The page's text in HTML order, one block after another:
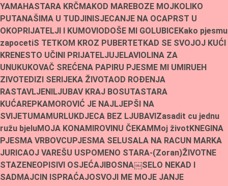
YAMAHASTARA KRČMAKOD MAREBOZE MOJKOLIKO
PUTANAŠIMA U TUDJINISJECANJE NA OCAPRST U
OKOPRIJATELJI I KUMOVIODOŠE MI GOLUBICEKako pjesmu
zapocetiS TETKOM KROZ PUBERTETKAD SE SVOJOJ KUĆI
KRENESTO UČINI PRIJATELJUJELAVIOLINA ZA
UNUKUKOVAČ SREĆENA PAPIRU PJESME MI UMIRUEH
ZIVOTEDIZI SERIJEKA ŽIVOTAOD ROÐENJA
RASTAVLJENILJUBAV KRAJ BOSUTASTARA
KUĆAREPKAMOROVIĆ JE NAJLJEPŠI NA
SVIJETUMAMURLUKDJECA BEZ LJUBAVIZasadit cu jednu
ružu bjeluMOJA KONAMIROVINU ČEKAMMoj životKNEGINA
PJESMA VRBOVCUPJESMA SELUSALA NA RACUN MARKA
JURICAOJ VAREŠU USPOMENO STARA-(Zoran)ŽIVOTNE
STAZENEOPISIVI OSJEĆAJIBOSNA￼SELO NEKAD I
SADMAJCIN ISPRAĆAJOSVOJI ME MOJE JANJE